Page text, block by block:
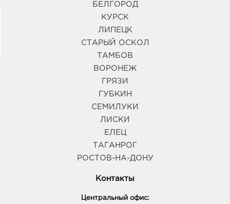
БЕЛГОРОД
КУРСК
ЛИПЕЦК
СТАРЫЙ ОСКОЛ
ТАМБОВ
ВОРОНЕЖ
ГРЯЗИ
ГУБКИН
СЕМИЛУКИ
ЛИСКИ
ЕЛЕЦ
ТАГАНРОГ
РОСТОВ-НА-ДОНУ
Контакты
Центральный офис: